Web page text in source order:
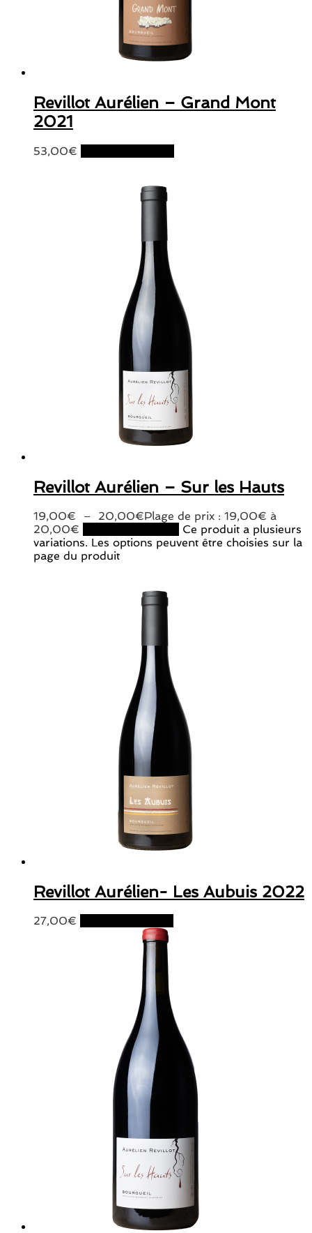
Revillot Aurélien – Grand Mont
2021
53,00€
Revillot Aurélien – Sur les Hauts
19,00€ – 20,00€Plage de prix : 19,00€ à
20,00€
Ce produit a plusieurs
variations. Les options peuvent être choisies sur la
page du produit
Revillot Aurélien- Les Aubuis 2022
27,00€